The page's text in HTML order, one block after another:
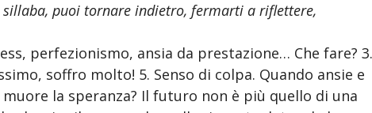
sillaba, puoi tornare indietro, fermarti a riflettere,
perfezionismo, ansia da prestazione… Che fare?
soffro molto! 5. Senso di colpa. Quando ansie e
la speranza? Il futuro non è più quello di una